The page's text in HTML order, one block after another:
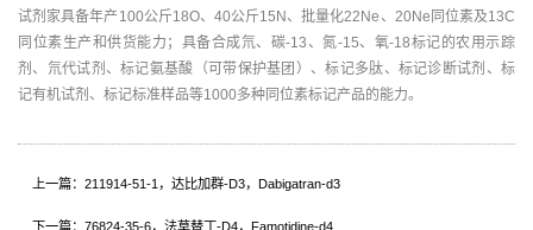
试剂家具备年产100公斤18O、40公斤15N、批量化22Ne、20Ne同位素及13C
同位素生产和供货能力；具备合成氘、碳-13、氮-15、氧-18标记的农用示踪
剂、氘代试剂、标记氨基酸（可带保护基团）、标记多肽、标记诊断试剂、标
记有机试剂、标记标准样品等1000多种同位素标记产品的能力。
上一篇：211914-51-1，达比加群-D3，Dabigatran-d3
下一篇：76824-35-6，法莫替丁-D4，Famotidine-d4